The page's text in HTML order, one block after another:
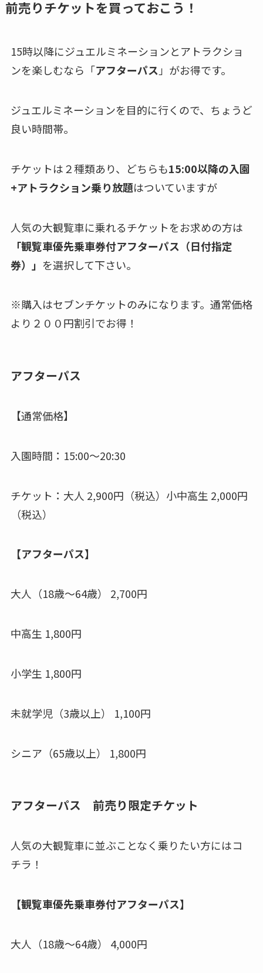
前売りチケットを買っておこう！
15時以降にジュエルミネーションとアトラクショ
ンを楽しむなら「アフターパス 」がお得です。
ジュエルミネーションを目的に行くので、ちょうど
良い時間帯。
チケットは２種類あり、どちらも15:00以降の入園
+アトラクション乗り放題はついていますが
人気の大観覧車に乗れるチケットをお求めの方は
「観覧車優先乗車券付アフターパス（日付指定
券）」 を選択して下さい。
※購入はセブンチケットのみになります。通常価格
より２００円割引でお得！
アフターパス
【通常価格】
入園時間：15:00～20:30
チケット：大人 2,900円（税込）小中高生 2,000円
（税込）
【アフターパス】
大人（18歳～64歳） 2,700円
中高生 1,800円
小学生 1,800円
未就学児（3歳以上） 1,100円
シニア（65歳以上） 1,800円
アフターパス 前売り限定チケット
人気の大観覧車に並ぶことなく乗りたい方にはコ
チラ！
【観覧車優先乗車券付アフターパス】
大人（18歳～64歳） 4,000円